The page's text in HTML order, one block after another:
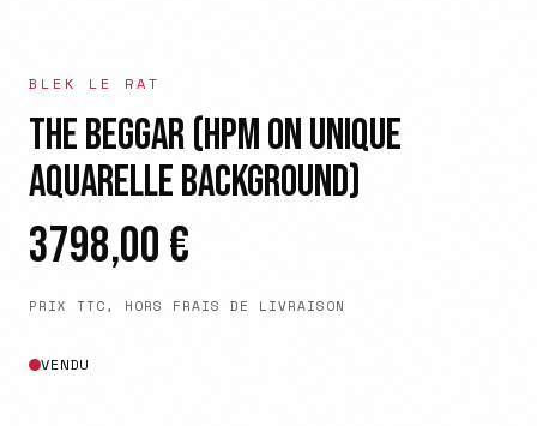
BLEK LE RAT
THE BEGGAR (HPM ON UNIQUE
AQUARELLE BACKGROUND)
3798,00€
PRIX TTC, HORS FRAIS DE LIVRAISON
VENDU